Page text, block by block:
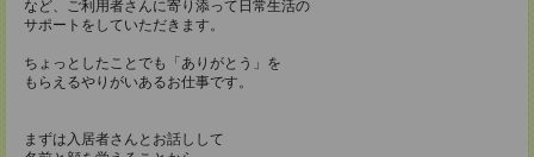
など、ご利用者さんに寄り添って日常生活の
サポートをしていただきます。
ちょっとしたことでも「ありがとう」を
もらえるやりがいあるお仕事です。
まずは入居者さんとお話しして